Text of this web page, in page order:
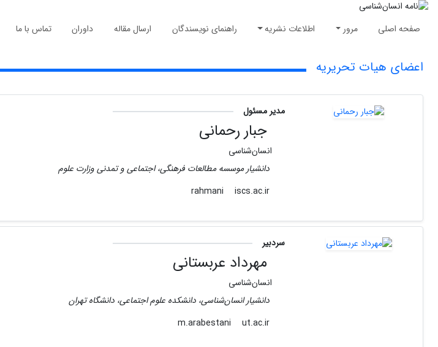
صفحه اصلی مرور اطلاعات نشریه راهنمای نویسندگان ارسال مقاله داوران تماس با ما
اعضای هیات تحریریه
مدیر مسئول
جبار رحمانی
انسان‌شناسی
دانشیار موسسه مطالعات فرهنگی، اجتماعی و تمدنی وزارت علوم
rahmani
iscs.ac.ir
سردبیر
مهرداد عربستانی
انسا‌ن‌شناسی
دانشیار انسان‌شناسی، دانشکده علوم اجتماعی، دانشگاه تهران
m.arabestani
ut.ac.ir